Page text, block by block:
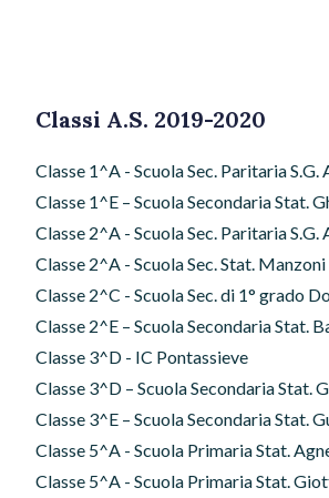
Classi A.S. 2019-2020
Classe 1^A - Scuola Sec. Paritaria
Classe 1^E – Scuola Secondaria Stat.
Classe 2^A - Scuola Sec. Paritaria
Classe 2^A - Scuola Sec. Stat. Manzoni
Classe 2^C - Scuola Sec. di 1° grado
Classe 2^E – Scuola Secondaria Stat.
Classe 3^D - IC Pontassieve
Classe 3^D – Scuola Secondaria Stat.
Classe 3^E – Scuola Secondaria Stat.
Classe 5^A - Scuola Primaria Stat.
Classe 5^A - Scuola Primaria Stat.